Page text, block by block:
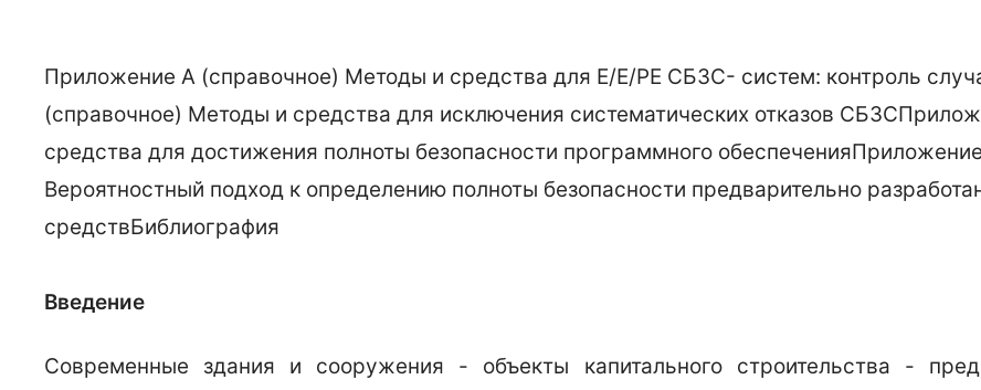
Приложение А (справочное) Методы и средства для Е/Е/РЕ СБЗС- систем: контроль
(справочное) Методы и средства для исключения систематических отказов СБЗС
средства для достижения полноты безопасности программного обеспечения
Вероятностный подход к определению полноты безопасности предварительно
средствБиблиография
Введение
Современные здания и сооружения - объекты капитального строительства -